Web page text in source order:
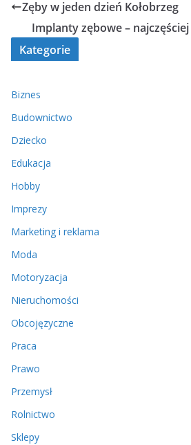
Zęby w jeden dzień Kołobrzeg
Implanty zębowe –
Kategorie
Biznes
Budownictwo
Dziecko
Edukacja
Hobby
Imprezy
Marketing i reklama
Moda
Motoryzacja
Nieruchomości
Obcojęzyczne
Praca
Prawo
Przemysł
Rolnictwo
Sklepy